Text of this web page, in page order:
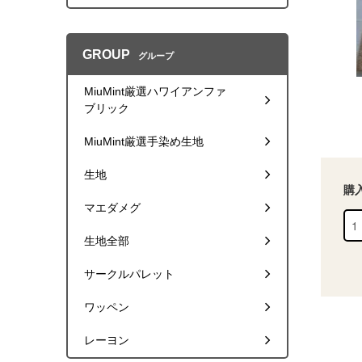
購
GROUP グループ
MiuMint厳選ハワイアンファ
ブリック
MiuMint厳選手染め生地
生地
マエダメグ
生地全部
サークルパレット
ワッペン
レーヨン